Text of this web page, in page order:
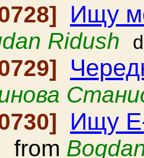
Ищу
Ridush
Ищу
from